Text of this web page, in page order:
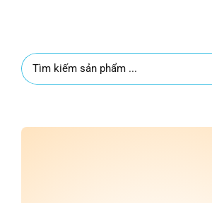
content
Search
for: